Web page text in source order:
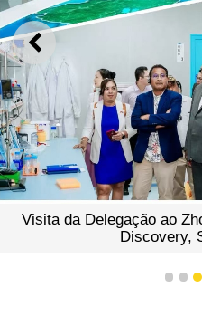
ANTERIOR
Visita da Delegação ao
Discovery,
1 2 3